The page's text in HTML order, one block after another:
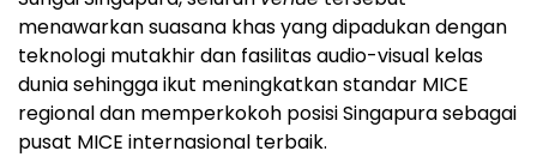
menawarkan suasana khas yang dipadukan dengan
teknologi mutakhir dan fasilitas audio-visual kelas
dunia sehingga ikut meningkatkan standar MICE
regional dan memperkokoh posisi Singapura sebagai
pusat MICE internasional terbaik.